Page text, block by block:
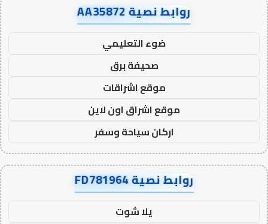
روابط نصية AA35872
ضوء التعليمي
صحيفة برق
موقع اشراقات
موقع اشراق اون لاين
اركان سياحة وسفر
روابط نصية FD781964
يلا شوت